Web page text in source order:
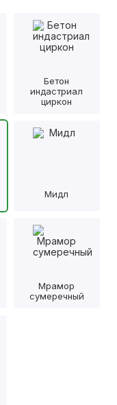
Бетон
индастриал
циркон
Мидл
Мрамор
сумеречный